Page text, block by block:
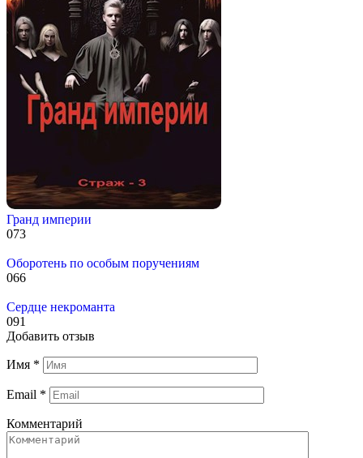
Гранд империи
073
Оборотень по особым поручениям
066
Сердце некроманта
091
Добавить отзыв
Имя *
Email *
Комментарий